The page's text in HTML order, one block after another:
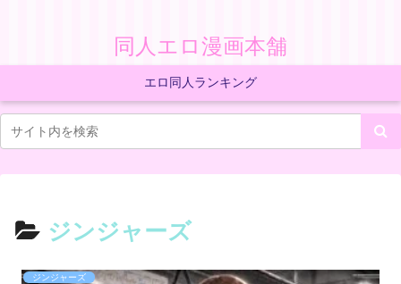
同人エロ漫画本舗
エロ同人ランキング
ジンジャーズ
ジンジャーズ